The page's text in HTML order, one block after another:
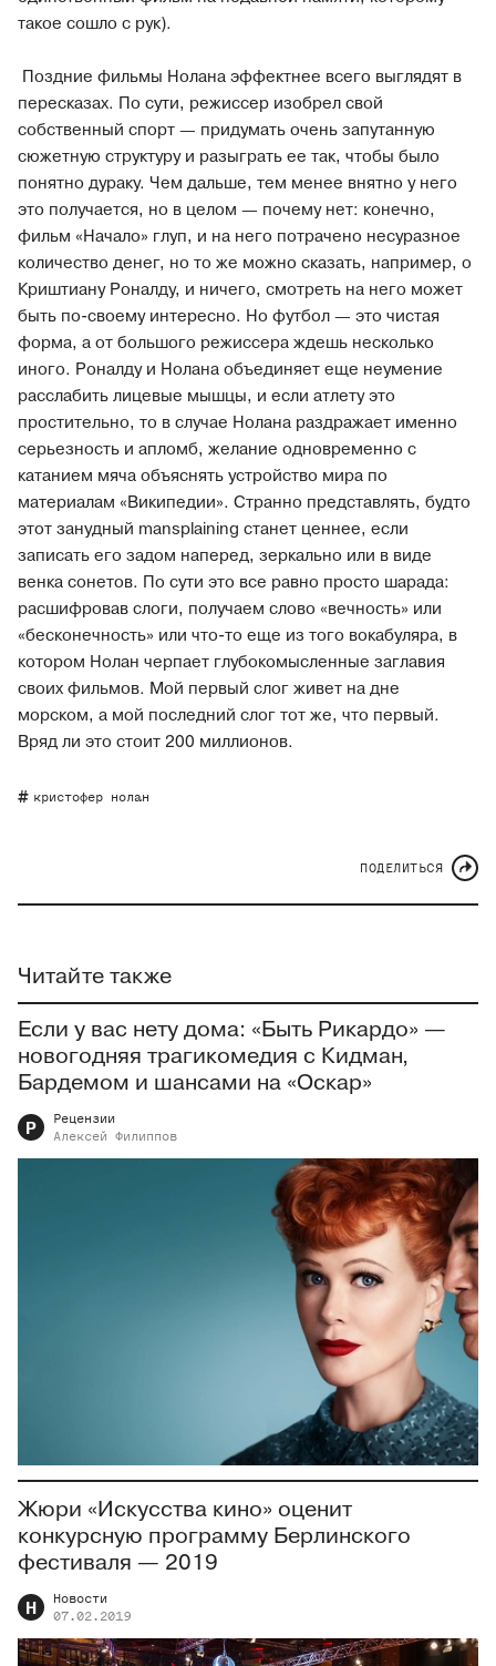
такое сошло с рук).
Поздние фильмы Нолана эффектнее всего выглядят в
пересказах. По сути, режиссер изобрел свой
собственный спорт — придумать очень запутанную
сюжетную структуру и разыграть ее так, чтобы было
понятно дураку. Чем дальше, тем менее внятно у него
это получается, но в целом — почему нет: конечно,
фильм «Начало» глуп, и на него потрачено несуразное
количество денег, но то же можно сказать, например, о
Криштиану Роналду, и ничего, смотреть на него может
быть по-своему интересно. Но футбол — это чистая
форма, а от большого режиссера ждешь несколько
иного. Роналду и Нолана объединяет еще неумение
расслабить лицевые мышцы, и если атлету это
простительно, то в случае Нолана раздражает именно
серьезность и апломб, желание одновременно с
катанием мяча объяснять устройство мира по
материалам «Википедии». Странно представлять, будто
этот занудный mansplaining станет ценнее, если
записать его задом наперед, зеркально или в виде
венка сонетов. По сути это все равно просто шарада:
расшифровав слоги, получаем слово «вечность» или
«бесконечность» или что-то еще из того вокабуляра, в
котором Нолан черпает глубокомысленные заглавия
своих фильмов. Мой первый слог живет на дне
морском, а мой последний слог тот же, что первый.
Вряд ли это стоит 200 миллионов.
кристофер нолан
ПОДЕЛИТЬСЯ
Читайте также
Если у вас нету дома: «Быть Рикардо» —
новогодняя трагикомедия с Кидман,
Бардемом и шансами на «Оскар»
Р
Рецензии
Алексей
Филиппов
Жюри «Искусства кино» оценит
конкурсную программу Берлинского
фестиваля — 2019
Н
Новости
07.02.2019